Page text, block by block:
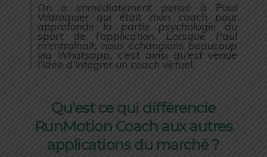
On a immédiatement pensé à Paul
Waroquier qui était mon coach pour
approfondir la partie psychologie du
sport de l’application. Lorsque Paul
m’entraînait, nous échangions beaucoup
via Whatsapp, c’est ainsi qu’est venue
l’idée d’intégrer un coach virtuel.
Qu’est ce qui différencie
RunMotion Coach aux autres
applications du marché ?